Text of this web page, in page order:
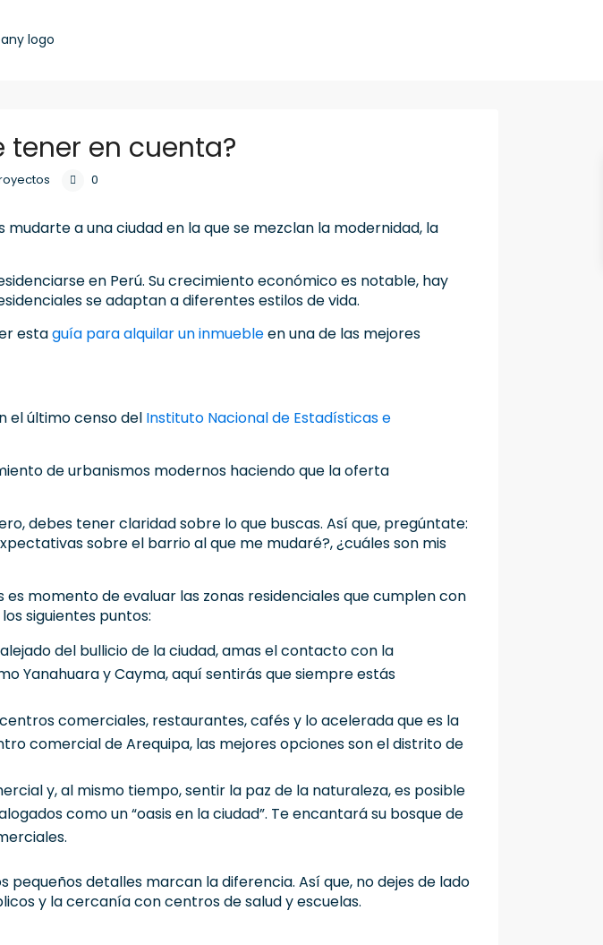
tener en cuenta?
0
mudarte a una ciudad en la que se mezclan la modernidad, la
en Perú. Su crecimiento económico es notable, hay
se adaptan a diferentes estilos de vida.
estaguía para alquilar un inmuebleen una de las mejores
el último censo del Instituto Nacional de Estadísticas e
de urbanismos modernos haciendo que la oferta
debes tener claridad sobre lo que buscas. Así que, pregúntate:
sobre el barrio al que me mudaré?, ¿cuáles son mis
momento de evaluar las zonas residenciales que cumplen con
siguientes puntos:
del bullicio de la ciudad, amas el contacto con la
Yanahuara y Cayma, aquí sentirás que siempre estás
comerciales, restaurantes, cafés y lo acelerada que es la
comercial de Arequipa, las mejores opciones son el distrito de
y, al mismo tiempo, sentir la paz de la naturaleza, es posible
como un “oasis en la ciudad”. Te encantará su bosque de
pequeños detalles marcan la diferencia. Así que, no dejes de lado
y la cercanía con centros de salud y escuelas.